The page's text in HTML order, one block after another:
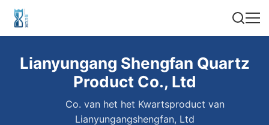
Lianyungang Shengfan Quartz
Product Co., Ltd
Co. van het het Kwartsproduct van
Lianyungangshengfan, Ltd